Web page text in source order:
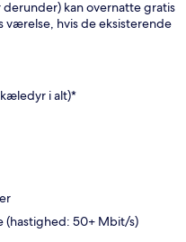
derunder) kan overnatte gratis
hvis de eksisterende
i alt)*
(hastighed: 50+ Mbit/s)